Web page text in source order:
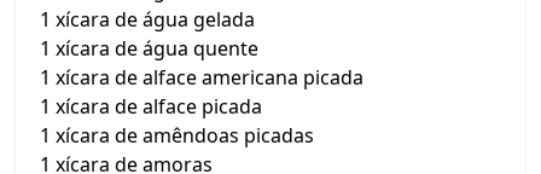
1 xícara de água gelada
1 xícara de água quente
1 xícara de alface americana picada
1 xícara de alface picada
1 xícara de amêndoas picadas
1 xícara de amoras